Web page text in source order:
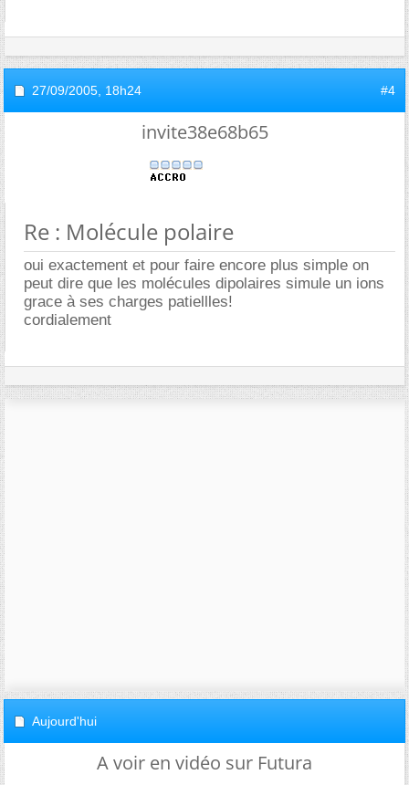
27/09/2005, 18h24 #4
invite38e68b65
Re : Molécule polaire
oui exactement et pour faire encore plus simple on
peut dire que les molécules dipolaires simule un ions
grace à ses charges patiellles!
cordialement
Aujourd'hui
A voir en vidéo sur Futura